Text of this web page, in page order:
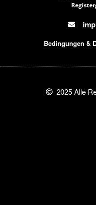
Bedingungen &
2025 Alle